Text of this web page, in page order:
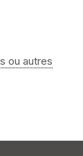
·
en aout.
·
en aout.
ou autres